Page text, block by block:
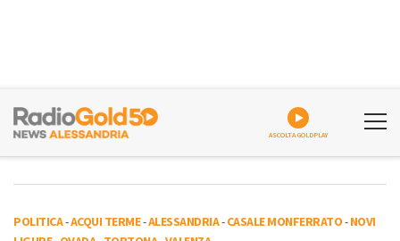
ASCOLTA GOLDPLAY
POLITICA-ACQUI TERME-ALESSANDRIA-CASALE MONFERRATO-NOVI